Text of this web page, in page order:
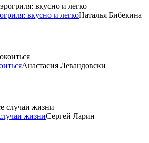
вкусно и легкоНаталья Бибекина
Анастасия Левандовски
жизниСергей Ларин